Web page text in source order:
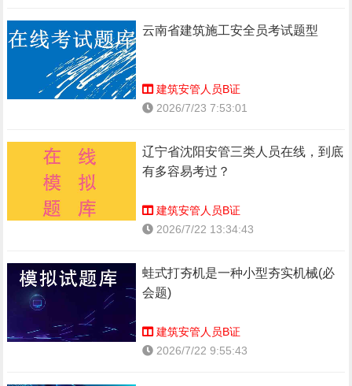
云南省建筑施工安全员考试题型
建筑安管人员B证
2026/7/23 7:53:01
辽宁省沈阳安管三类人员在线，到底
有多容易考过？
建筑安管人员B证
2026/7/22 13:34:43
蛙式打夯机是一种小型夯实机械(必
会题)
建筑安管人员B证
2026/7/22 9:55:43